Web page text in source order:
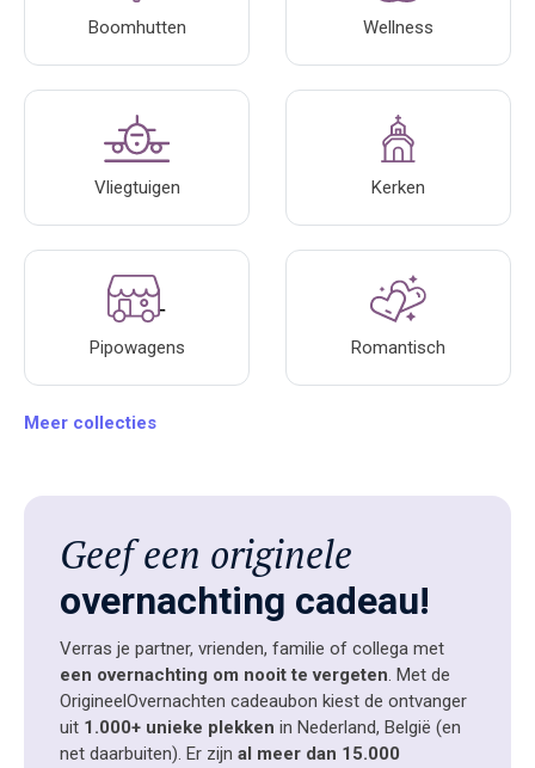
Boomhutten Wellness
Vliegtuigen Kerken
Pipowagens Romantisch
Meer collecties
Geef een originele
overnachting cadeau!
Verras je partner, vrienden, familie of collega met
een overnachting om nooit te vergeten. Met de
OrigineelOvernachten cadeaubon kiest de ontvanger
uit 1.000+ unieke plekken in Nederland, België (en
net daarbuiten). Er zijn al meer dan 15.000